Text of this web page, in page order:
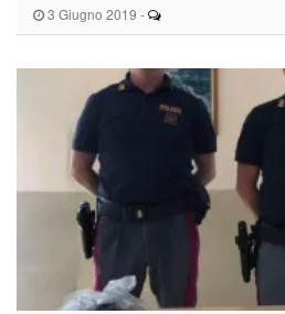
3 Giugno 2019 -